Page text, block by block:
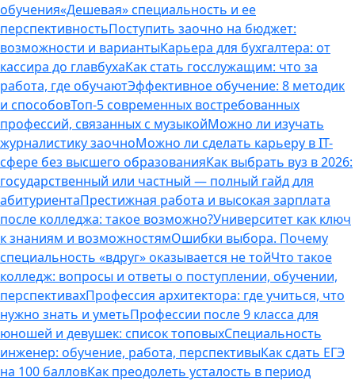
обучения«Дешевая» специальность и ее
перспективностьПоступить заочно на бюджет:
возможности и вариантыКарьера для бухгалтера: от
кассира до главбухаКак стать госслужащим: что за
работа, где обучаютЭффективное обучение: 8 методик
и способовТоп-5 современных востребованных
профессий, связанных с музыкойМожно ли изучать
журналистику заочноМожно ли сделать карьеру в IT-
сфере без высшего образованияКак выбрать вуз в 2026:
государственный или частный — полный гайд для
абитуриентаПрестижная работа и высокая зарплата
после колледжа: такое возможно?Университет как ключ
к знаниям и возможностямОшибки выбора. Почему
специальность «вдруг» оказывается не тойЧто такое
колледж: вопросы и ответы о поступлении, обучении,
перспективахПрофессия архитектора: где учиться, что
нужно знать и уметьПрофессии после 9 класса для
юношей и девушек: список топовыхСпециальность
инженер: обучение, работа, перспективыКак сдать ЕГЭ
на 100 балловКак преодолеть усталость в период